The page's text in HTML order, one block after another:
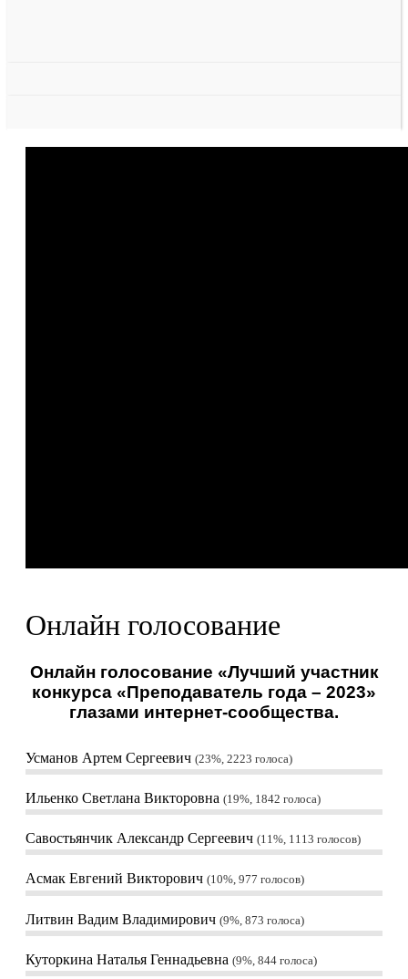
Онлайн голосование
Онлайн голосование «Лучший участник
конкурса «Преподаватель года – 2023»
глазами интернет-сообщества.
Усманов Артем Сергеевич 23%, 2223 голоса
Ильенко Светлана Викторовна 19%, 1842 голоса
Савостьянчик Александр Сергеевич 11%, 1113 голосов
Асмак Евгений Викторович 10%, 977 голосов
Литвин Вадим Владимирович 9%, 873 голоса
Куторкина Наталья Геннадьевна 9%, 844 голоса